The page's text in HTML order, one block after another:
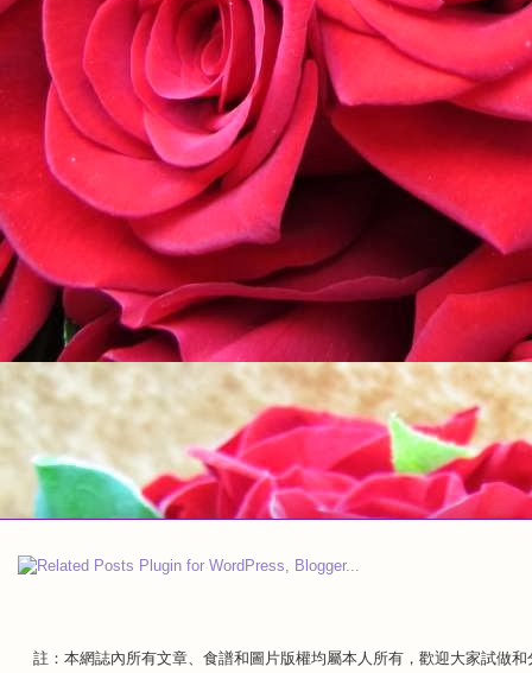
註：本網誌內所有文章、食譜和圖片版權均屬本人所有，歡迎大家試做